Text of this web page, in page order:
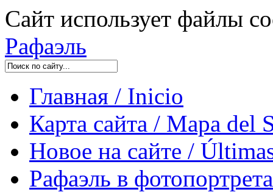
Сайт использует файлы
Рафаэль
Главная / Inicio
Карта сайта / Mapa del
Новое на сайте /
Рафаэль в